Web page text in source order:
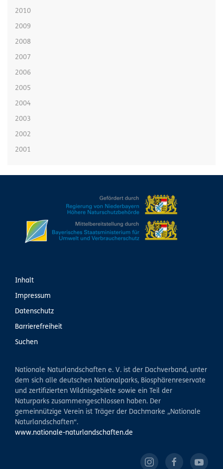
2010
2009
2008
2007
2006
2005
2004
2003
2002
2001
Inhalt
Impressum
Datenschutz
Barrierefreiheit
Suchen
Nationale Naturlandschaften e. V. ist der Dachverband, unter
dem sich alle deutschen Nationalparks, Biosphärenreservate
und zertifizierten Wildnisgebiete sowie ein Teil der
Naturparks zusammengeschlossen haben. Der
gemeinnützige Verein ist Träger der Dachmarke „Nationale
Naturlandschaften“.
www.nationale-naturlandschaften.de